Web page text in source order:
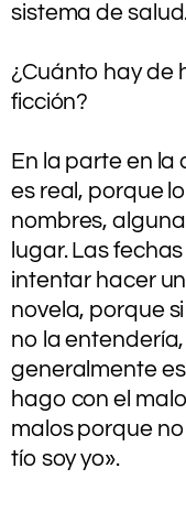
sistema de
¿Cuánto hay de
ficción?
En la parte en la
es real, porque
nombres,
lugar. Las
intentar hacer
novela, porque
no la
generalmente
hago con el
malos porque
tío soy yo».